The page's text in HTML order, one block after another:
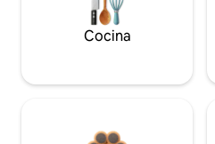
Cocina